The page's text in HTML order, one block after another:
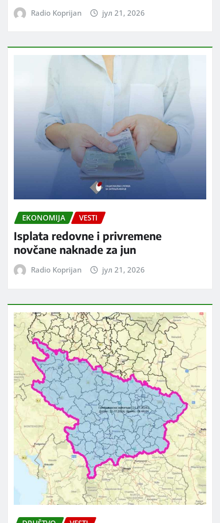
Radio Koprijan јул 21, 2026
EKONOMIJA VESTI
Isplata redovne i privremene
novčane naknade za jun
Radio Koprijan јул 21, 2026